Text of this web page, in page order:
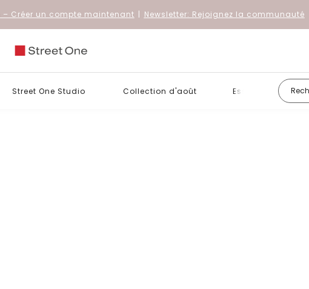
– Créer un compte maintenant | Newsletter: Rejoignez la communauté
Street One Studio Collection d'août Essentiels